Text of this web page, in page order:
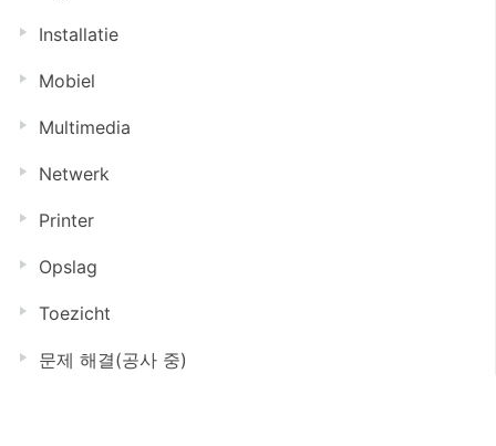
Installatie
Mobiel
Multimedia
Netwerk
Printer
Opslag
Toezicht
문제 해결(공사 중)